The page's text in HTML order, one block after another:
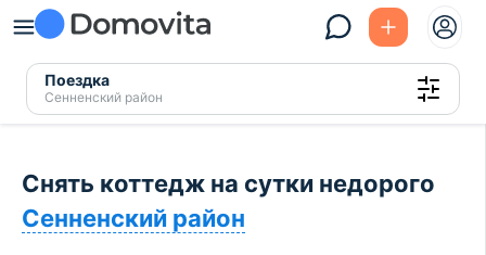
Поездка
Сенненский район
Снять коттедж на сутки недорого
Сенненский район